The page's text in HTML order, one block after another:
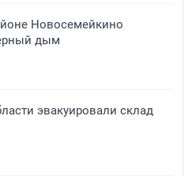
Новосемейкино
дым
эвакуировали склад